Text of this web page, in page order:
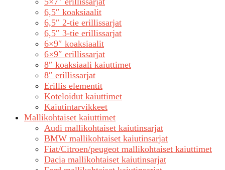
6,5″ koaksiaalit
6,5″ 2-tie erillissarjat
6,5″ 3-tie erillissarjat
6×9″ koaksiaalit
6×9″ erillissarjat
8″ koaksiaali kaiuttimet
8″ erillissarjat
Erillis elementit
Koteloidut kaiuttimet
Kaiutintarvikkeet
Mallikohtaiset kaiuttimet
Audi mallikohtaiset kaiutinsarjat
BMW mallikohtaiset kaiutinsarjat
Fiat/Citroen/peugeot mallikohtaiset kaiuttimet
Dacia mallikohtaiset kaiutinsarjat